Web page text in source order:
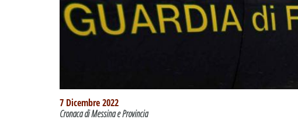
7 Dicembre 2022
Cronaca di Messina e Provincia